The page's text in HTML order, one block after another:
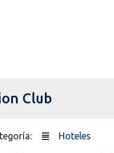
Club
Hoteles